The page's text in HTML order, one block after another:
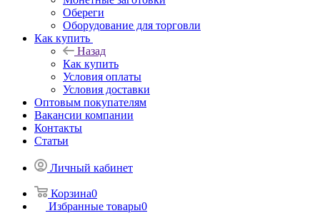
Обереги
Оборудование для торговли
Как купить
Назад
Как купить
Условия оплаты
Условия доставки
Оптовым покупателям
Вакансии компании
Контакты
Статьи
Личный кабинет
Корзина0
Избранные товары0